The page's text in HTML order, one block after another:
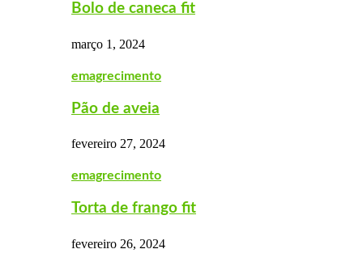
Bolo de caneca fit
março 1, 2024
emagrecimento
Pão de aveia
fevereiro 27, 2024
emagrecimento
Torta de frango fit
fevereiro 26, 2024